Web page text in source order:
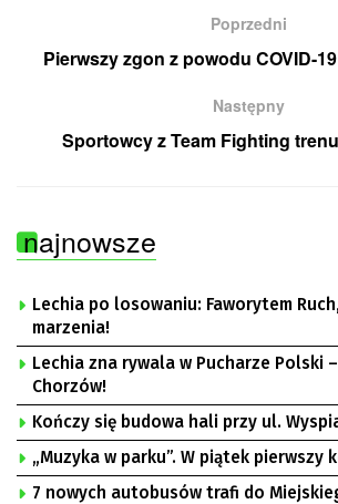
Poprzedni
Pierwszy zgon z powodu COVID-
Następny
Sportowcy z Team Fighting
najnowsze
Lechia po losowaniu: Faworytem
marzenia!
Lechia zna rywala w Pucharze Polski
Chorzów!
Kończy się budowa hali przy ul.
„Muzyka w parku”. W piątek pierwszy
7 nowych autobusów trafi do